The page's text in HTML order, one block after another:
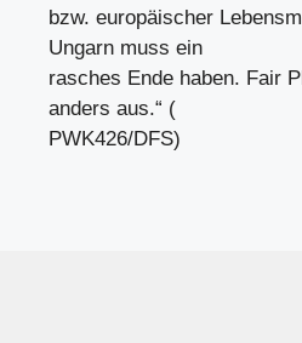
bzw. europäischer
Ungarn muss ein
rasches Ende haben. Fair
anders aus.“ (
PWK426/DFS)